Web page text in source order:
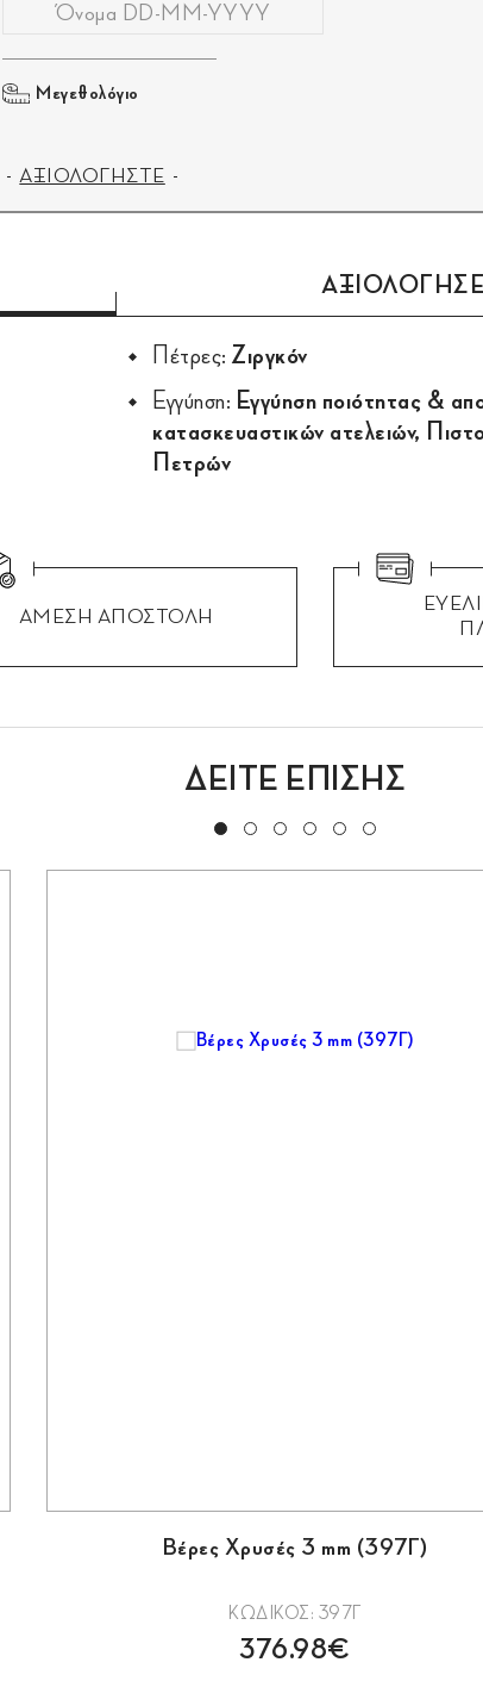
Μεγεθολόγιο
ΑΞΙΟΛΟΓΗΣΤΕ
Πέτρες: Ζιργκόν
Εγγύηση: Εγγύηση ποιότητας &
κατασκευαστικών ατελειών,
Πετρών
ΑΜΕΣΗ ΑΠΟΣΤΟΛΗ
ΔΕΙΤΕ ΕΠΙΣΗΣ
Βέρες Χρυσές 3 mm (397Γ)
ΚΩΔΙΚΟΣ: 397Γ
376.98€